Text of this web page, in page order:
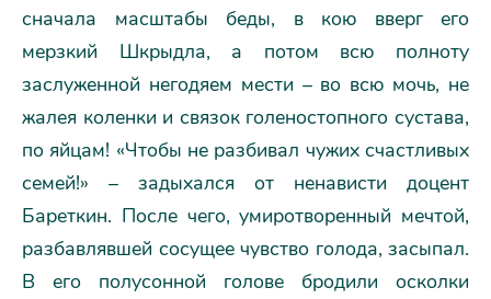
сначала масштабы беды, в кою вверг его
мерзкий Шкрыдла, а потом всю полноту
заслуженной негодяем мести – во всю мочь, не
жалея коленки и связок голеностопного сустава,
по яйцам! «Чтобы не разбивал чужих счастливых
семей!» – задыхался от ненависти доцент
Бареткин. После чего, умиротворенный мечтой,
разбавлявшей сосущее чувство голода, засыпал.
В его полусонной голове бродили осколки